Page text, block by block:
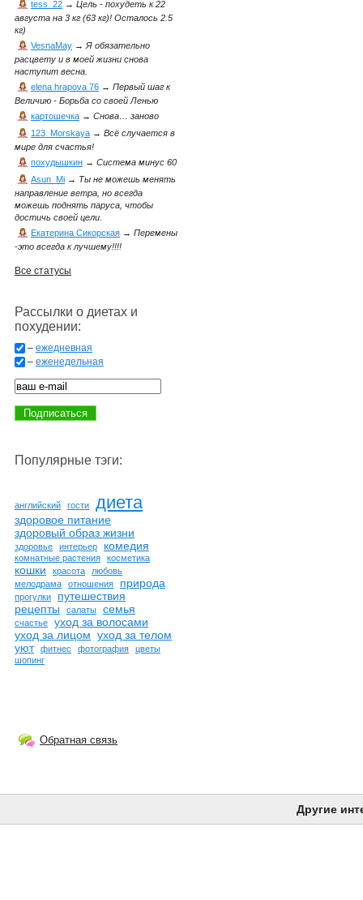
tess_22 → Цель - похудеть к 22
августа на 3 кг (63 кг)! Осталось 2.5
кг)
VesnaMay →Я обязательно
расцвету и в моей жизни снова
наступит весна.
elena hrapova 76 → Первый шаг к
Величию - Борьба со своей Ленью
картошечка → Снова… заново
123_Morskaya → Всё случается в
мире для счастья!
похудышкин → Система минус 60
Asun_Mi → Ты не можешь менять
направление ветра, но всегда
можешь поднять паруса, чтобы
достичь своей цели.
Екатерина Сикорская → Перемены
-это всегда к лучшему!!!!
Все статусы
Рассылки о диетах и
похудении:
– ежедневная
– еженедельная
Популярные тэги:
английский гости диета
здоровое питание
здоровый образ жизни
здоровье интерьер комедия
комнатные растения косметика
кошки красота
любовь
мелодрама
отношения природа
прогулки
путешествия
рецепты
салаты семья
счастье
уход за волосами
уход за лицом уход за телом
уют
фитнес фотография
цветы
шопинг
Обратная связь
Другие